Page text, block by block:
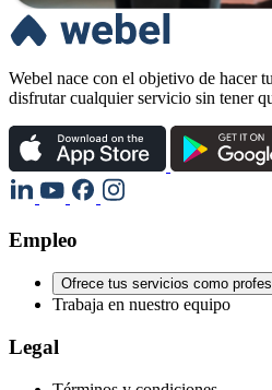
Webel nace con el objetivo de hacer
disfrutar cualquier servicio sin tener
Empleo
Ofrece tus servicios como
Trabaja en nuestro equipo
Legal